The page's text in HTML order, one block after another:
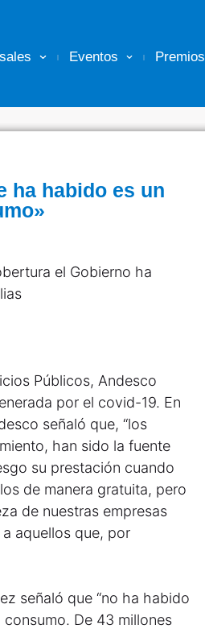
Eventos Premios
ha habido es un
el Gobierno ha
Públicos, Andesco
por el covid-19. En
señaló que, “los
han sido la fuente
su prestación cuando
de manera gratuita, pero
de nuestras empresas
aquellos que, por
señaló que “no ha habido
De 43 millones